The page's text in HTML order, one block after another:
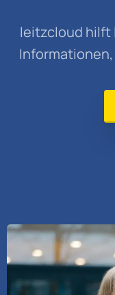
leitzcloud hilft